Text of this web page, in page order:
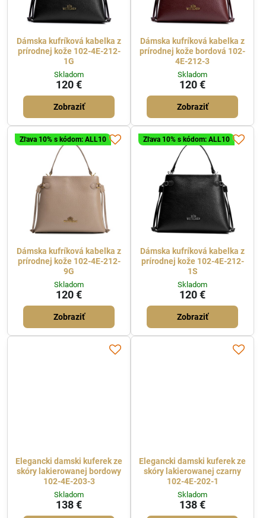
Dámska kufríková kabelka z
prírodnej kože 102-4E-212-
1G
Skladom
120 €
Zobraziť
Dámska kufríková kabelka z
prírodnej kože bordová 102-
4E-212-3
Skladom
120 €
Zobraziť
Zľava 10% s kódom: ALL10
Dámska kufríková kabelka z
prírodnej kože 102-4E-212-
9G
Skladom
120 €
Zobraziť
Zľava 10% s kódom: ALL10
Dámska kufríková kabelka z
prírodnej kože 102-4E-212-
1S
Skladom
120 €
Zobraziť
Elegancki damski kuferek ze
skóry lakierowanej bordowy
102-4E-203-3
Skladom
138 €
Elegancki damski kuferek ze
skóry lakierowanej czarny
102-4E-202-1
Skladom
138 €